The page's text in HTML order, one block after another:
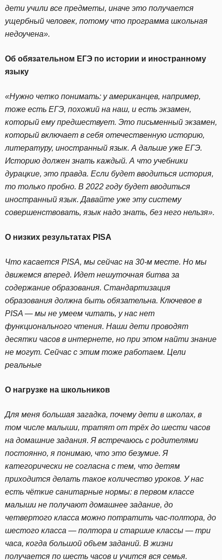
дети учили все предметы, иначе это получается
ущербный человек, потому что программа школьная
недоучена».
Об обязательном ЕГЭ по истории и иностранному
языку
«Нужно четко понимать: у американцев, например,
тоже есть ЕГЭ, похожий на наш, и есть экзамен,
который ему предшествует. Это письменный экзамен,
который включает в себя отечественную историю,
литературу, иностранный язык. А дальше уже ЕГЭ.
Историю должен знать каждый. А что учебники
дурацкие, это правда. Если будет вводиться история,
то только пробно. В 2022 году будет вводиться
иностранный язык. Давайте уже эту систему
совершенствовать, язык надо знать, без него нельзя».
О низких результатах PISA
Что касается PISA, мы сейчас на 30-м месте. Но мы
движемся вперед. Идет нешуточная битва за
содержание образования. Стандартизация
образования должна быть обязательна. Ключевое в
PISA — мы не умеем читать, у нас нет
функционального чтения. Наши дети проводят
десятки часов в интернете, но при этом найти знание
не могут. Сейчас с этим тоже работаем. Цели
реальные
О нагрузке на школьников
Для меня большая загадка, почему дети в школах, в
том числе малыши, тратят от трёх до шести часов
на домашние задания. Я встречаюсь с родителями
постоянно, я понимаю, что это безумие. Я
категорически не согласна с тем, что детям
приходится делать такое количество уроков. У нас
есть чёткие санитарные нормы: в первом классе
малыши не получают домашнее задание, до
четвертого класса можно потратить час-полтора, до
шестого класса — полтора и старшие классы — три
часа, когда большой объем заданий. В жизни
получается по шесть часов и учится вся семья.